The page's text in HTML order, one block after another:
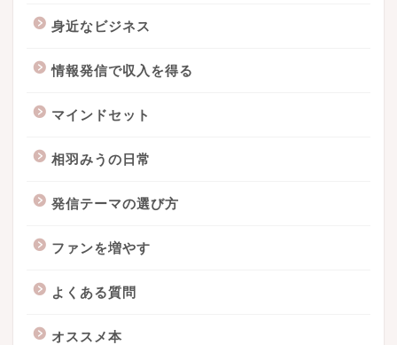
身近なビジネス
情報発信で収入を得る
マインドセット
相羽みうの日常
発信テーマの選び方
ファンを増やす
よくある質問
オススメ本